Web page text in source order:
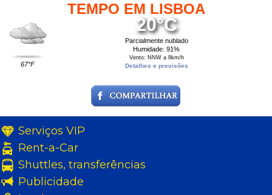
TEMPO EM LISBOA
67°F
20°C
Parcialmente nublado
Humidade: 91%
Vento: NNW a 8km/h
Detalhes e previsões
Serviços VIP
Rent-a-Car
Shuttles, transferências
Publicidade